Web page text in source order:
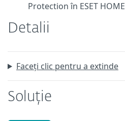
Protection în ESET HOME
Detalii
Faceți clic pentru a extinde
Soluție